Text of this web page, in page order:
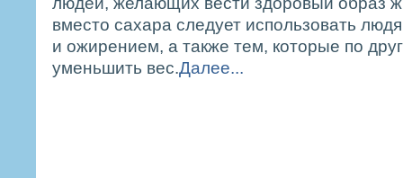
вместо сахара следует использовать
и ожирением, а также тем, которые по
уменьшить вес.Далее...